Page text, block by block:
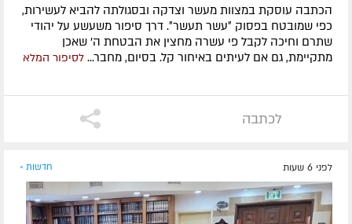
הכתבה עוסקת במצוות מעשר וצדקה ובסגולתה להביא לעשירות,
כפי שמובטח בפסוק ״עשר תעשר״. דרך סיפור משעשע על יהודי
שתרם וחיכה לקבל פי עשרה מחצין את הבטחת ה' שאכן
מתקיימת, גם אם לעיתים באיחור קל. בסיום, מחבר... לסיפור המלא
לכתבה
לפני 6 שעות חדשות »